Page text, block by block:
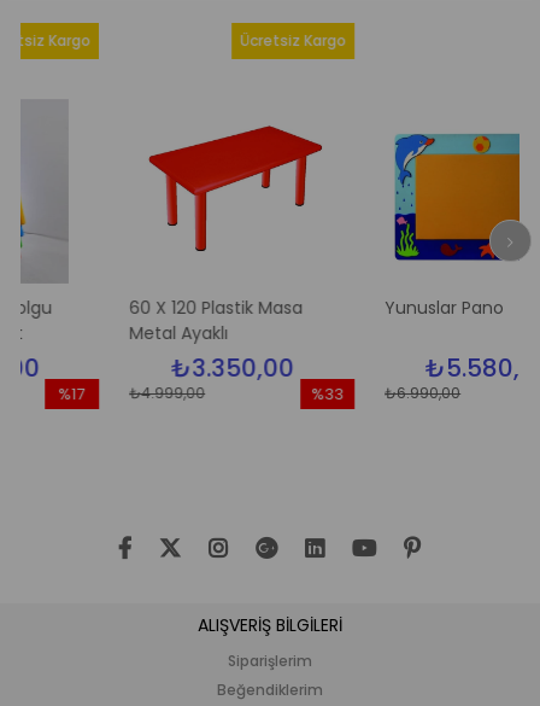
60 X 120 Plastik Masa
Metal Ayaklı
₺3.350,00
₺4.999,00
Ücretsiz Kargo
Yunuslar Pano
₺5.580,00
₺6.990,00
ALIŞVERİŞ BİLGİLERİ
Siparişlerim
Beğendiklerim